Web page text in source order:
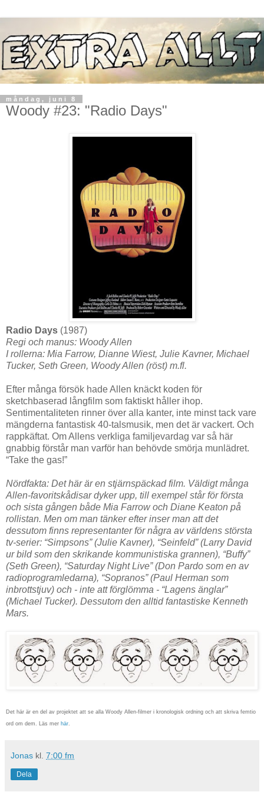
måndag, juni 8
Woody #23: "Radio Days"
Radio Days (1987)
Regi och manus: Woody Allen
I rollerna: Mia Farrow, Dianne Wiest, Julie Kavner, Michael
Tucker, Seth Green, Woody Allen (röst) m.fl.
Efter många försök hade Allen knäckt koden för
sketchbaserad långfilm som faktiskt håller ihop.
Sentimentaliteten rinner över alla kanter, inte minst tack vare
mängderna fantastisk 40-talsmusik, men det är vackert. Och
rappkäftat. Om Allens verkliga familjevardag var så här
gnabbig förstår man varför han behövde smörja munlädret.
“Take the gas!”
Nördfakta: Det här är en stjärnspäckad film. Väldigt många
Allen-favoritskådisar dyker upp, till exempel står för första
och sista gången både Mia Farrow och Diane Keaton på
rollistan. Men om man tänker efter inser man att det
dessutom finns representanter för några av världens största
tv-serier: “Simpsons” (Julie Kavner), “Seinfeld” (Larry David
ur bild som den skrikande kommunistiska grannen), “Buffy”
(Seth Green), “Saturday Night Live” (Don Pardo som en av
radioprogramledarna), “Sopranos” (Paul Herman som
inbrottstjuv) och - inte att förglömma - “Lagens änglar”
(Michael Tucker). Dessutom den alltid fantastiske Kenneth
Mars.
Det här är en del av projektet att se alla Woody Allen-filmer i kronologisk ordning och att skriva femtio
ord om dem. Läs mer här.
Jonas kl. 7:00 fm
Dela